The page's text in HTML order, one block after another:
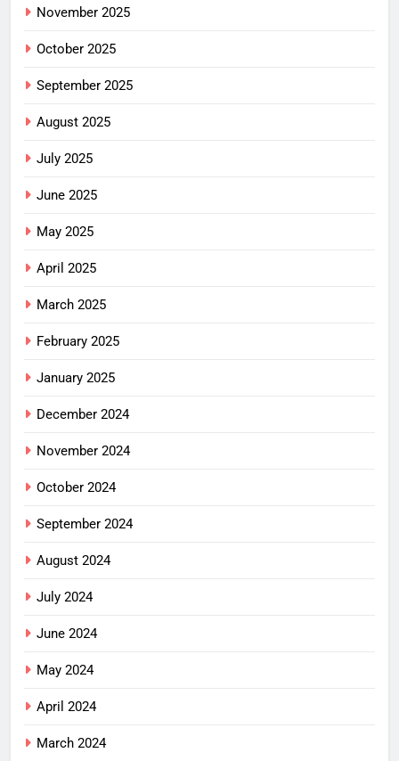
November 2025
October 2025
September 2025
August 2025
July 2025
June 2025
May 2025
April 2025
March 2025
February 2025
January 2025
December 2024
November 2024
October 2024
September 2024
August 2024
July 2024
June 2024
May 2024
April 2024
March 2024